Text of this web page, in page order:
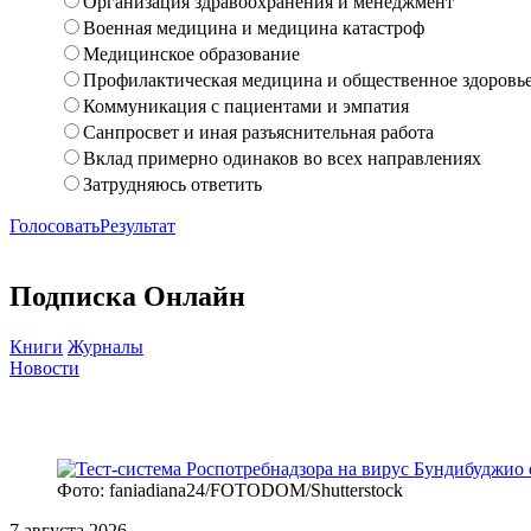
Военная медицина и медицина катастроф
Медицинское образование
Профилактическая медицина и общественное
Коммуникация с пациентами и эмпатия
Санпросвет и иная разъяснительная работа
Вклад примерно одинаков во всех направлениях
Затрудняюсь ответить
ГолосоватьРезультат
Подписка Онлайн
Книги Журналы
Новости
Фото: faniadiana24/FOTODOM/Shutterstock